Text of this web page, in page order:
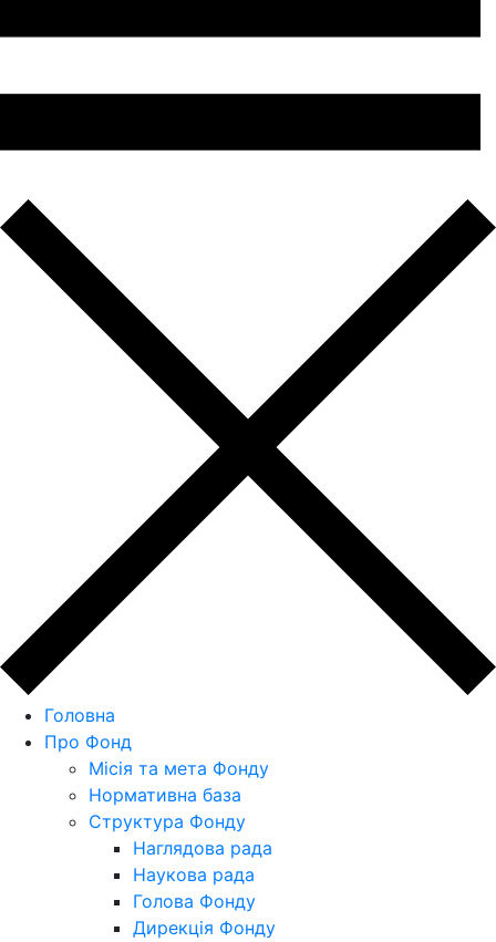
Головна
Про Фонд
Місія та мета Фонду
Нормативна база
Структура Фонду
Наглядова рада
Наукова рада
Голова Фонду
Дирекція Фонду